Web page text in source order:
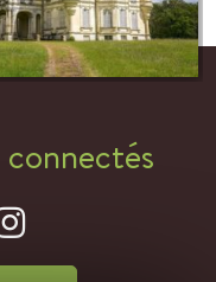
connectés